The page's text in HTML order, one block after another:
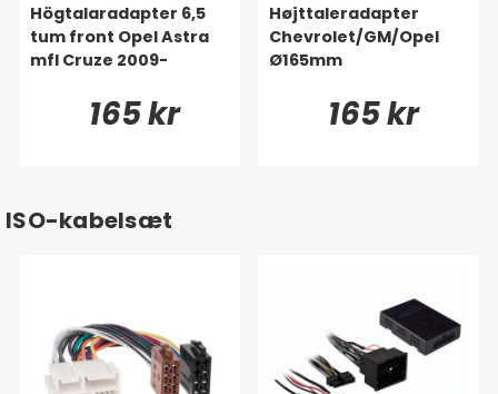
Högtalaradapter 6,5
tum front Opel Astra
mfl Cruze 2009-
165 kr
Højttaleradapter
Chevrolet/GM/Opel
Ø165mm
165 kr
ISO-kabelsæt